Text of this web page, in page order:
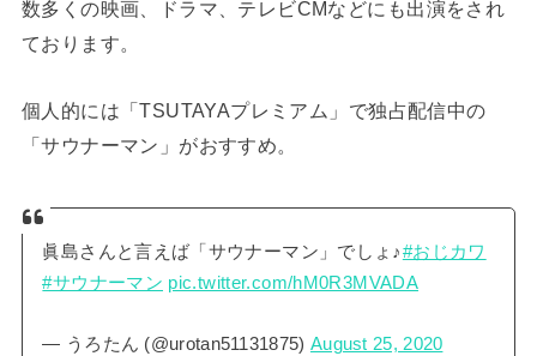
数多くの映画、ドラマ、テレビCMなどにも出演をされ
ております。
個人的には「TSUTAYAプレミアム」で独占配信中の
「サウナーマン」がおすすめ。
眞島さんと言えば「サウナーマン」でしょ♪#おじカワ
#サウナーマン pic.twitter.com/hM0R3MVADA
— うろたん (@urotan51131875) August 25, 2020